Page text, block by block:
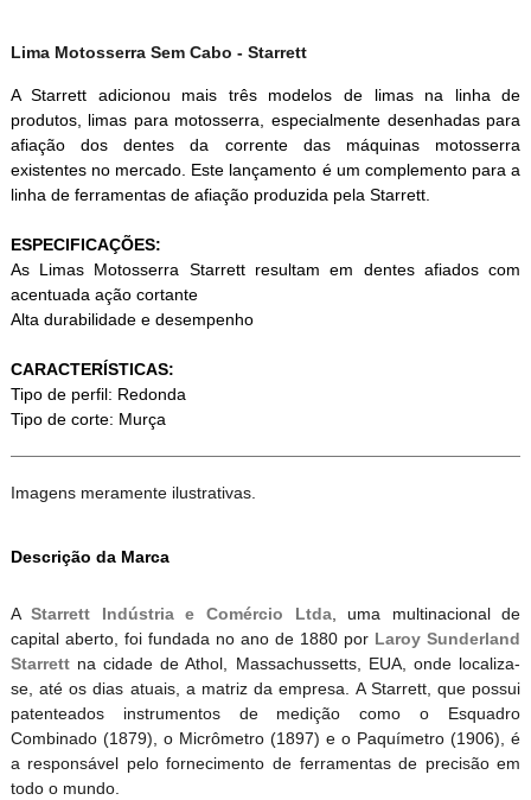
Lima Motosserra Sem Cabo - Starrett
A Starrett adicionou mais três modelos de limas na linha de
produtos, limas para motosserra, especialmente desenhadas para
afiação dos dentes da corrente das máquinas motosserra
existentes no mercado. Este lançamento é um complemento para a
linha de ferramentas de afiação produzida pela Starrett.
ESPECIFICAÇÕES:
As Limas Motosserra Starrett resultam em dentes afiados com
acentuada ação cortante
Alta durabilidade e desempenho
CARACTERÍSTICAS:
Tipo de perfil: Redonda
Tipo de corte: Murça
Imagens meramente ilustrativas.
Descrição da Marca
AStarrett Indústria e Comércio Ltda, uma multinacional de
capital aberto, foi fundada no ano de 1880 por Laroy Sunderland
Starrettna cidade de Athol, Massachussetts, EUA, onde localiza-
se, até os dias atuais, a matriz da empresa. A Starrett, que possui
patenteados instrumentos de medição como o Esquadro
Combinado (1879), o Micrômetro (1897) e o Paquímetro (1906), é
a responsável pelo fornecimento de ferramentas de precisão em
todo o mundo.